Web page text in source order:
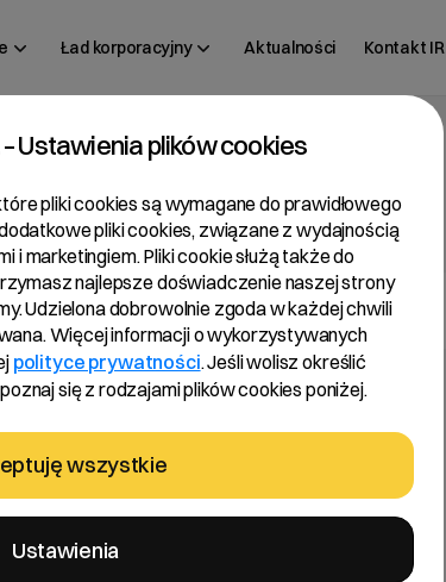
Ład korporacyjny Aktualności Kontakt IR
– Ustawienia plików cookies
pliki cookies są wymagane do prawidłowego
pliki cookies, związane z wydajnością
i marketingiem. Pliki cookie służą także do
najlepsze doświadczenie naszej strony
Udzielona dobrowolnie zgoda w każdej chwili
Więcej informacji o wykorzystywanych
polityce prywatności. Jeśli wolisz określić
się z rodzajami plików cookies poniżej.
wszystkie
Ustawienia